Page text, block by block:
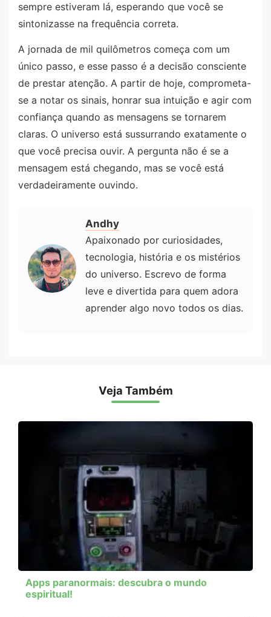
sempre estiveram lá, esperando que você se
sintonizasse na frequência correta.
A jornada de mil quilômetros começa com um
único passo, e esse passo é a decisão consciente
de prestar atenção. A partir de hoje, comprometa-
se a notar os sinais, honrar sua intuição e agir com
confiança quando as mensagens se tornarem
claras. O universo está sussurrando exatamente o
que você precisa ouvir. A pergunta não é se a
mensagem está chegando, mas se você está
verdadeiramente ouvindo.
Andhy
Apaixonado por curiosidades,
tecnologia, história e os mistérios
do universo. Escrevo de forma
leve e divertida para quem adora
aprender algo novo todos os dias.
Veja Também
Apps paranormais: descubra o mundo
espiritual!